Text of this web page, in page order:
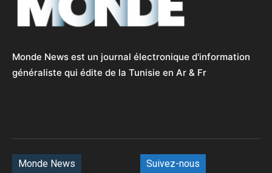
Monde News est un journal électronique d'information
généraliste qui édite de la Tunisie en Ar & Fr
Monde News Suivez-nous